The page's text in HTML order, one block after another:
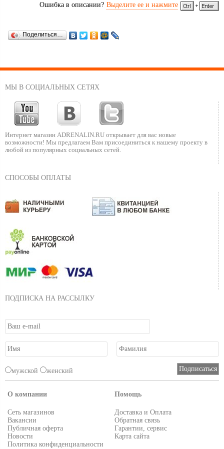
Ошибка в описании? Выделите ее и нажмите
Поделиться…
МЫ В СОЦИАЛЬНЫХ СЕТЯХ
Интернет магазин ADRENALIN.RU открывает для вас новые
возможности! Мы предлагаем Вам присоединиться к нашему проекту в
любой из популярных социальных сетей.
СПОСОБЫ ОПЛАТЫ
ПОДПИСКА НА РАССЫЛКУ
мужской женский
О компании
Сеть магазинов
Вакансии
Публичная оферта
Новости
Политика конфиденциальности
Помощь
Доставка и Оплата
Обратная связь
Гарантии, сервис
Карта сайта